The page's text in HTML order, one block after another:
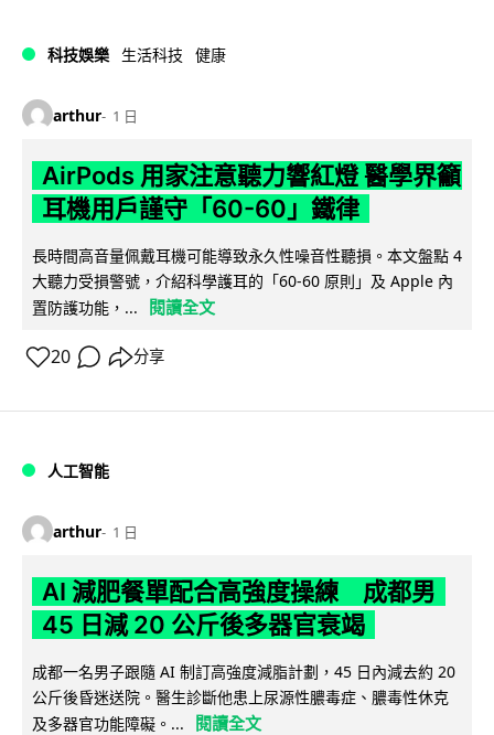
科技娛樂 生活科技 健康
arthur 1 日
AirPods 用家注意聽力響紅燈 醫學界籲
耳機用戶謹守「60-60」鐵律
長時間高音量佩戴耳機可能導致永久性噪音性聽損。本文盤點 4
大聽力受損警號，介紹科學護耳的「60-60 原則」及 Apple 內
置防護功能，...
閱讀全文
20 分享
人工智能
arthur 1 日
AI 減肥餐單配合高強度操練 成都男
45 日減 20 公斤後多器官衰竭
成都一名男子跟隨 AI 制訂高強度減脂計劃，45 日內減去約 20
公斤後昏迷送院。醫生診斷他患上尿源性膿毒症、膿毒性休克
及多器官功能障礙。...
閱讀全文